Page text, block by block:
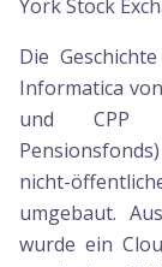
York Stock
Die
Informatica
und CPP
nicht-
umgebaut.
wurde ein